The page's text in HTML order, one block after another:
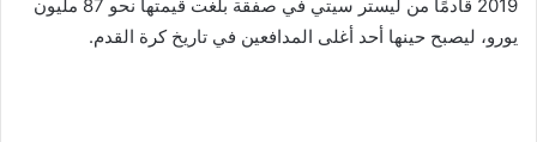
2019 قادمًا من ليستر سيتي في صفقة بلغت قيمتها نحو 87 مليون
يورو، ليصبح حينها أحد أغلى المدافعين في تاريخ كرة القدم.